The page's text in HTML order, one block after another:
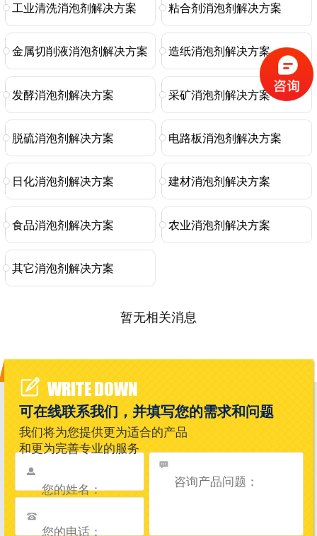
工业清洗消泡剂解决方案 粘合剂消泡剂解决方案
金属切削液消泡剂解决方案 造纸消泡剂解决方案
发酵消泡剂解决方案 采矿消泡剂解决方案
脱硫消泡剂解决方案 电路板消泡剂解决方案
日化消泡剂解决方案 建材消泡剂解决方案
食品消泡剂解决方案 农业消泡剂解决方案
其它消泡剂解决方案
暂无相关消息
WRITE DOWN
可在线联系我们，并填写您的需求和问题
我们将为您提供更为适合的产品
和更为完善专业的服务